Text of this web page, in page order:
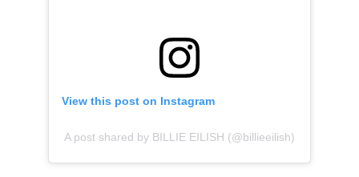
View this post on Instagram
A post shared by BILLIE EILISH (@billieeilish)